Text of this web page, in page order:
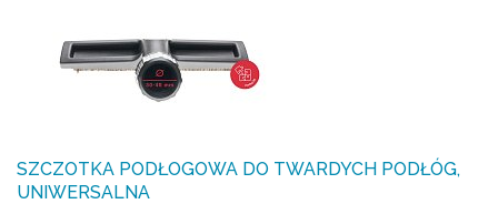
SZCZOTKA PODŁOGOWA DO TWARDYCH PODŁÓG,
UNIWERSALNA